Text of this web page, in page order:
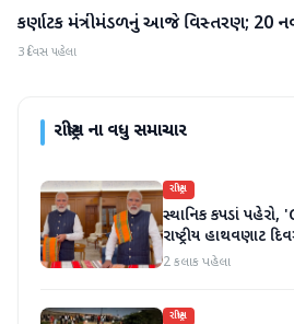
રાષ્ટ્રીય
કર્ણાટક મંત્રીમંડળનું આજે વિસ્તરણ; 20
3 દિવસ પહેલા
રાષ્ટ્રીયના વધુ સમાચાર
રાષ્ટ્રીય
સ્થાનિક કપડાં પહેરો,
રાષ્ટ્રીય હાથવણાટ
2 કલાક પહેલા
રાષ્ટ્રીય